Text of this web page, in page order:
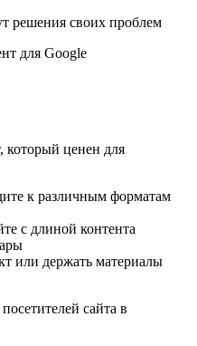
решения своих проблем
для Google
который ценен для
к различным форматам
с длиной контента
или держать материалы
сайта в